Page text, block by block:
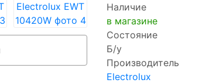
Наличие
в магазине
Состояние
Б/у
Производитель
Electrolux